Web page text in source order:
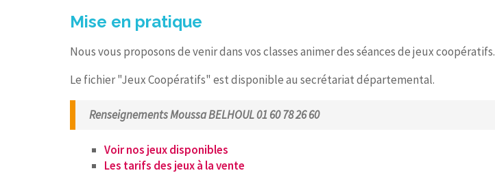
Mise en pratique
Nous vous proposons de venir dans vos classes animer des séances de jeux coopératifs.
Le fichier "Jeux Coopératifs" est disponible au secrétariat départemental.
Renseignements Moussa BELHOUL 01 60 78 26 60
Voir nos jeux disponibles
Les tarifs des jeux à la vente